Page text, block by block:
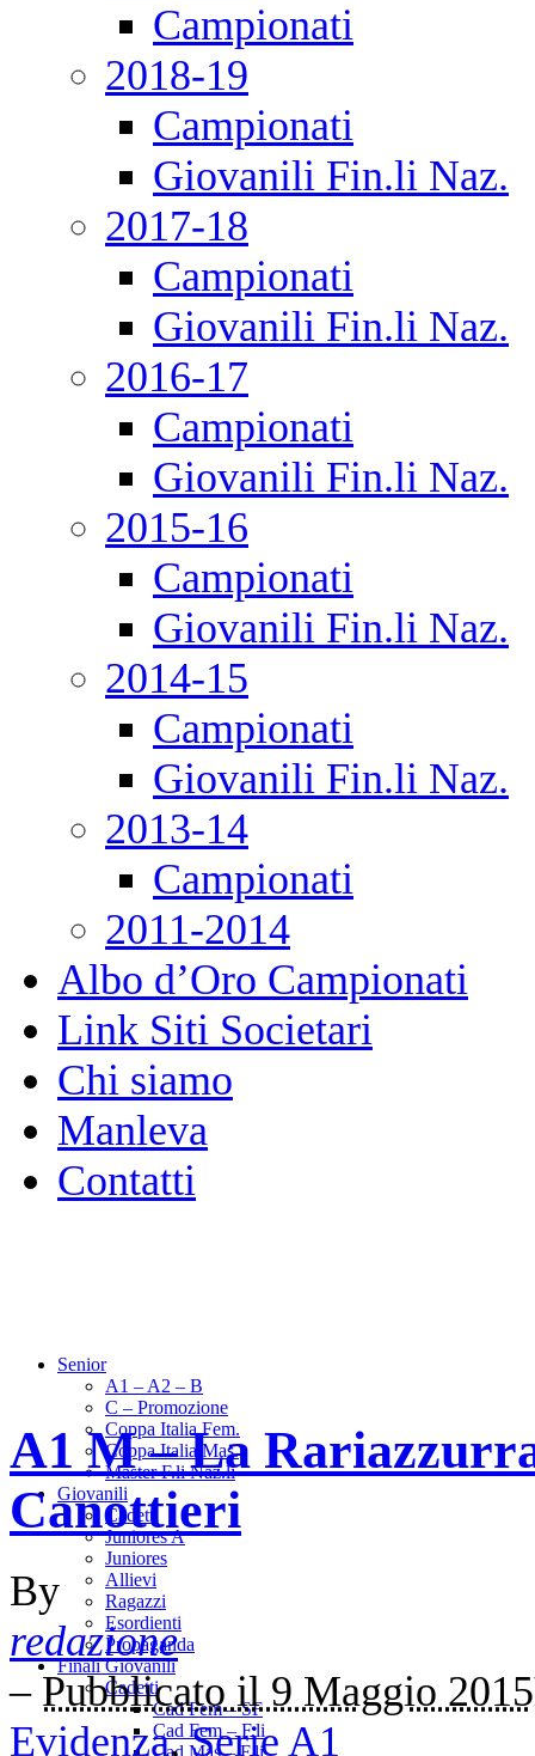
Campionati
2018-19
Campionati
Giovanili Fin.li Naz.
2017-18
Campionati
Giovanili Fin.li Naz.
2016-17
Campionati
Giovanili Fin.li Naz.
2015-16
Campionati
Giovanili Fin.li Naz.
2014-15
Campionati
Giovanili Fin.li Naz.
2013-14
Campionati
2011-2014
Albo d’Oro Campionati
Link Siti Societari
Chi siamo
Manleva
Contatti
Senior
A1 – A2 – B
C – Promozione
Coppa Italia Fem.
Coppa Italia Mas.
Master F.li Naz.li
Giovanili
Cadetti
Juniores A
Juniores
Allievi
Ragazzi
Esordienti
Propaganda
Finali Giovanili
Cadetti
Cad Fem – SF
Cad Fem – F.li
Cad Mas – F.li
A1 M – La
Canottieri
By
redazione
– Pubblicato il 9 Maggio 2015
Evidenza,Serie A1